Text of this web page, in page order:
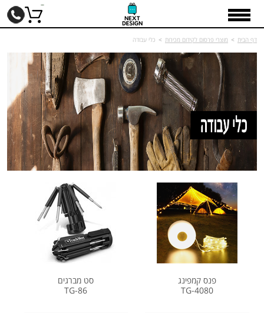
דף הבית > מוצרי פרסום לקידום מכירות > כלי עבודה
פנס קמפינג
TG-4080
סט מברגים
TG-86